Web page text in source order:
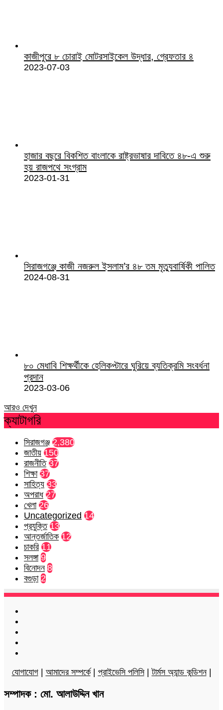
কাজীপুরে ৮ চোরাই মোটরসাইকেল উদ্ধার, গ্রেফতার ৪
2023-07-03
হাজার বছরে বিকশিত বাংলাকে রাষ্ট্রভাষার দাবিতে ৪৮-এ শুরু
হয় রাজপথে সংগ্রাম
2023-01-31
সিরাজগঞ্জে কাজী নজরুল ইসলাম’র ৪৮ তম মৃত্যুবার্ষিকী পালিত
2024-08-31
৮০ মেধাবি শিক্ষর্থীকে হেলিকপ্টারে ঘুরিয়ে ব্যতিক্রমি সংবর্ধনা
প্রদান
2023-03-06
আরও দেখুন
ক্যাটাগরি
সিরাজগঞ্জ 2,380
জাতীয় 150
রাজনীতি 37
শিক্ষা 37
সাহিত্য 33
অপরাধ 27
খেলা 26
Uncategorized 14
প্রযুক্তি 13
আন্তর্জাতিক 12
চাকরি 11
সলঙ্গা 9
বিনোদন 8
বগুড়া 2
যোগাযোগ| আমাদের সম্পর্কে| প্রাইভেসি পলিসি|টার্মস অ্যান্ড কন্ডিশন|
সম্পাদক : মো. আলাউদ্দিন খান